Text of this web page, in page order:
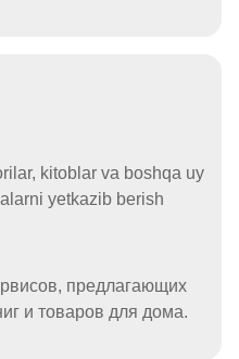
kitoblar va boshqa uy
yetkazib berish
предлагающих
и товаров для дома.